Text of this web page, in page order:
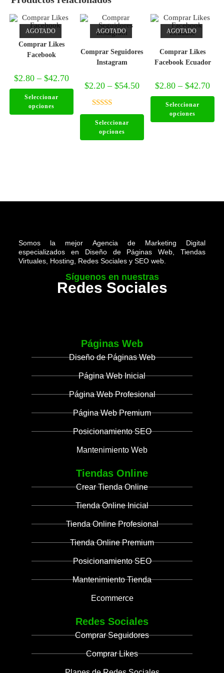
AGOTADO
Comprar Likes
Facebook
$2.80 – $42.70
Seleccionar
opciones
AGOTADO
Comprar Seguidores
Instagram
$2.20 – $54.50
Valorado en
4.88de 5
Seleccionar
opciones
AGOTADO
Comprar Likes
Facebook Ecuador
$2.80 – $42.70
Seleccionar
opciones
Somos la mejor Agencia de Marketing Digital
especializados en Diseño de Páginas Web, Tiendas
Virtuales, Hosting, Redes Sociales y SEO web.
Síguenos en nuestras
Redes Sociales
Páginas Web
Diseño de Páginas Web
Página Web Inicial
Página Web Profesional
Página Web Premium
Posicionamiento SEO
Mantenimiento Web
Tiendas Online
Crear Tienda Online
Tienda Online Inicial
Tienda Online Profesional
Tienda Online Premium
Posicionamiento SEO
Mantenimiento Tienda
Ecommerce
Redes Sociales
Comprar Seguidores
Comprar Likes